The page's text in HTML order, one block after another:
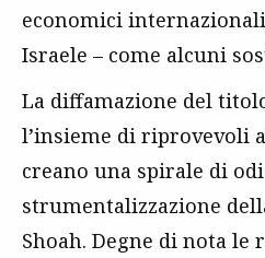
economici
Israele – come alcuni
La diffamazione del
l’insieme di riprovevoli
creano una spirale di
strumentalizzazione
Shoah. Degne di nota